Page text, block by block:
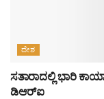
ದೇಶ
ಸತಾರಾದಲ್ಲಿ ಭಾರಿ
ಡಿಆರ್‌ಐ